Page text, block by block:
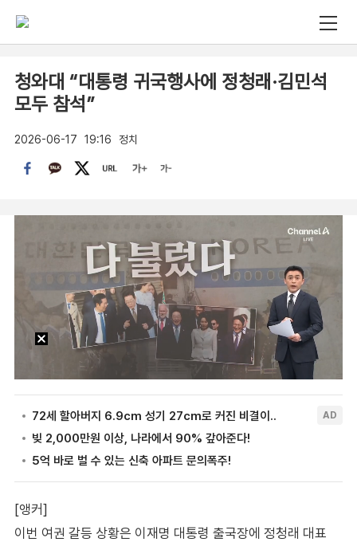
청와대 “대통령 귀국행사에 정청래·김민석
모두 참석”
2026-06-17 19:16 정치
[앵커]
이번 여권 갈등 상황은 이재명 대통령 출국장에 정청래 대표